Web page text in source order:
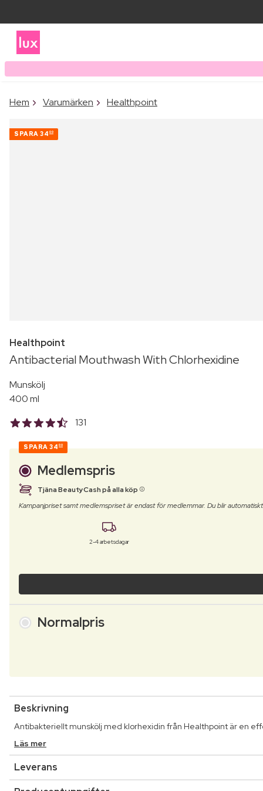
Hem Varumärken Healthpoint
SPARA 34 00
Healthpoint
Antibacterial Mouthwash With Chlorhexidine
Munskölj
400 ml
131
SPARA 34 00
Medlemspris
Tjäna BeautyCash på alla köp
Kampanjpriset samt medlemspriset är endast för medlemmar. Du blir
2-4 arbetsdagar
Normalpris
Beskrivning
Antibakteriellt munskölj med klorhexidin från Healthpoint är en
Läs mer
Leverans